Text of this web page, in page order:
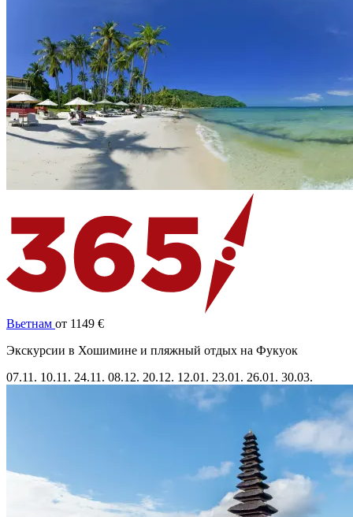
Вьетнам от 1149 €
Экскурсии в Хошимине и пляжный отдых на Фукуок
07.11. 10.11. 24.11. 08.12. 20.12. 12.01. 23.01. 26.01. 30.03.